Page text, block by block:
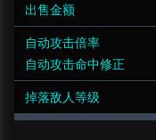
出售金额
自动攻击倍率
自动攻击命中修正
掉落敌人等级